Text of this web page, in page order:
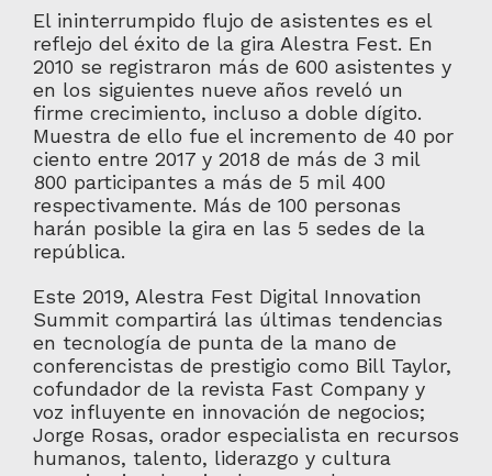
El ininterrumpido flujo de asistentes es el
reflejo del éxito de la gira Alestra Fest. En
2010 se registraron más de 600 asistentes y
en los siguientes nueve años reveló un
firme crecimiento, incluso a doble dígito.
Muestra de ello fue el incremento de 40 por
ciento entre 2017 y 2018 de más de 3 mil
800 participantes a más de 5 mil 400
respectivamente. Más de 100 personas
harán posible la gira en las 5 sedes de la
república.
Este 2019, Alestra Fest Digital Innovation
Summit compartirá las últimas tendencias
en tecnología de punta de la mano de
conferencistas de prestigio como Bill Taylor,
cofundador de la revista Fast Company y
voz influyente en innovación de negocios;
Jorge Rosas, orador especialista en recursos
humanos, talento, liderazgo y cultura